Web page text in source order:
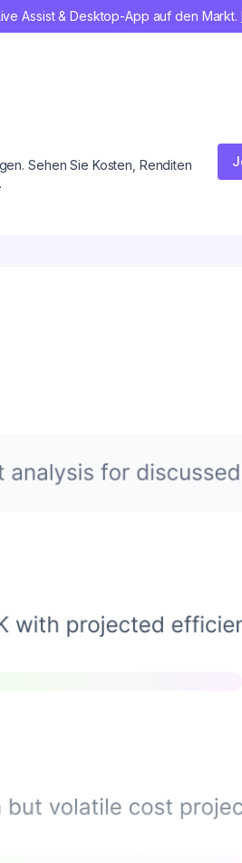
Assist & Desktop-App auf den Markt.
Sehen Sie Kosten, Renditen